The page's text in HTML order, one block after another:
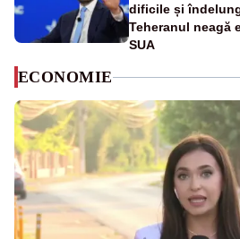
dificile și
Teheranul neagă
SUA
ECONOMIE